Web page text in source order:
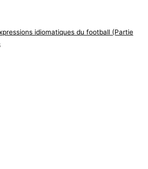
idiomatiques du football (Partie